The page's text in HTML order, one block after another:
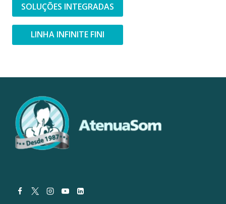
SOLUÇÕES INTEGRADAS
LINHA INFINITE FINI